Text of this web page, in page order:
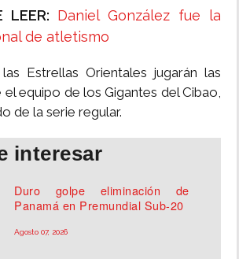
LEER: Daniel González fue la
de atletismo
Estrellas Orientales jugarán las
el equipo de los Gigantes del Cibao,
de la serie regular.
interesar
Duro golpe eliminación de
Panamá en Premundial Sub-20
Agosto 07, 2026